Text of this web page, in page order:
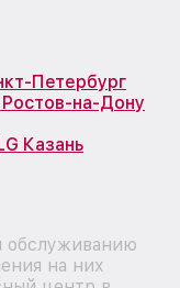
Петербург
на-Дону
Казань
обслуживанию
на них